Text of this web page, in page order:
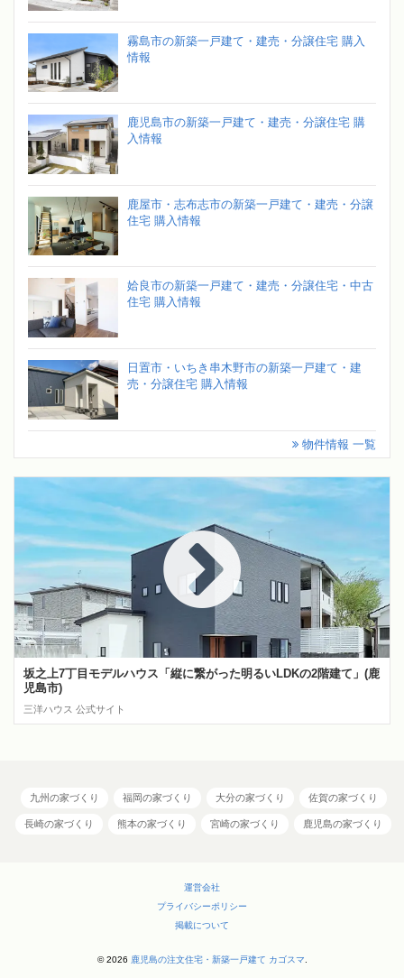
霧島市の新築一戸建て・建売・分譲住宅 購入
情報
鹿児島市の新築一戸建て・建売・分譲住宅 購
入情報
鹿屋市・志布志市の新築一戸建て・建売・分譲
住宅 購入情報
姶良市の新築一戸建て・建売・分譲住宅・中古
住宅 購入情報
日置市・いちき串木野市の新築一戸建て・建
売・分譲住宅 購入情報
物件情報 一覧
坂之上7丁目モデルハウス「縦に繋がった明るいLDKの2階建て」(鹿
児島市)
三洋ハウス 公式サイト
九州の家づくり 福岡の家づくり 大分の家づくり 佐賀の家づくり
長崎の家づくり 熊本の家づくり 宮崎の家づくり 鹿児島の家づくり
運営会社
プライバシーポリシー
掲載について
© 2026 鹿児島の注文住宅・新築一戸建て カゴスマ